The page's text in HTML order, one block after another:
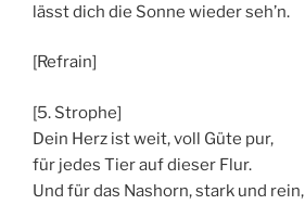
lässt dich die Sonne wieder seh’n.
[Refrain]
[5. Strophe]
Dein Herz ist weit, voll Güte pur,
für jedes Tier auf dieser Flur.
Und für das Nashorn, stark und rein,